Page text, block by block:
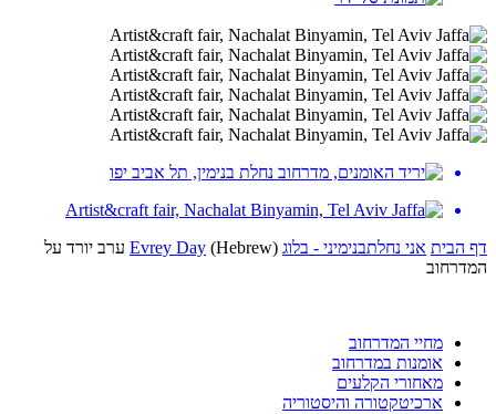
דף הבית אני נחלתבנימיני - בלוג Evrey Day (Hebrew) ערב יורד על
המדרחוב
מחיי המדרחוב
אומנות במדרחוב
מאחורי הקלעים
ארכיטקטורה והיסטוריה